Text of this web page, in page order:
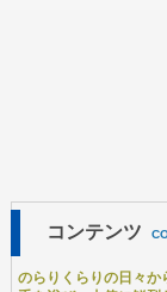
コンテンツ
のらりくらりの日々か